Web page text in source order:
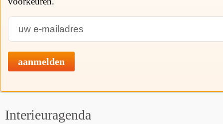
aanmelden
Interieuragenda